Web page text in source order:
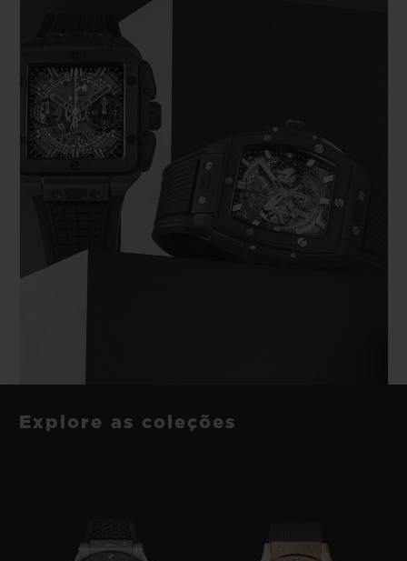
Explore as coleções